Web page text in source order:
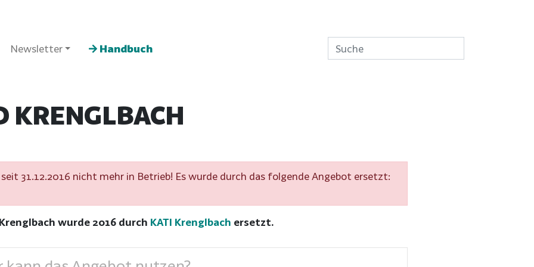
Newsletter Handbuch
KRENGLBACH
31.12.2016 nicht mehr in Betrieb! Es wurde durch das folgende Angebot ersetzt:
wurde 2016 durch KATI Krenglbach ersetzt.